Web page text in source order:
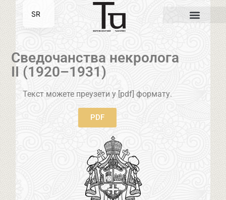
Сведочанства некролога
II (1920–1931)
Текст можете преузети у [pdf] формату.
PDF
SR
EN